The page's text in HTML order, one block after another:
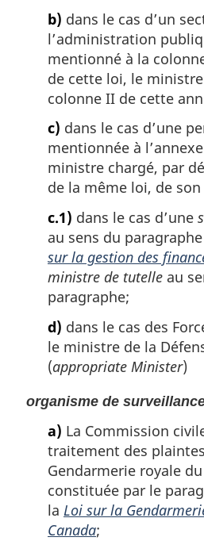
b) dans le cas d’un
l’administration
mentionné à la
de cette loi, le
colonne II de cette
c) dans le cas d’une
mentionnée à
ministre chargé, par
de la même loi, de
c.1) dans le cas d’une
au sens du
sur la gestion des
ministre de tutelle au
paragraphe;
d) dans le cas des
le ministre de la
(appropriate Minister)
organisme de
a) La Commission
traitement des
Gendarmerie royale
constituée par le
la Loi sur la
Canada;